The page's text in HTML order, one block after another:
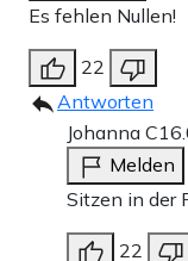
Es fehlen Nullen!
22
Antworten
Johanna C
Melden
Sitzen in der
22